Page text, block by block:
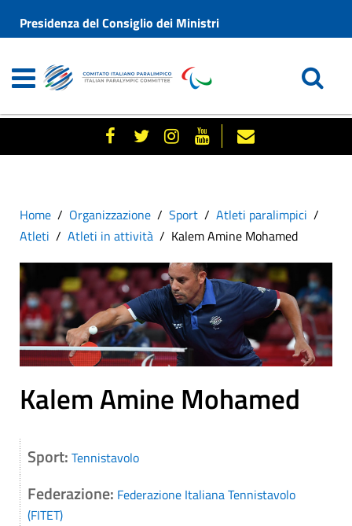
Presidenza del Consiglio dei Ministri
Home Organizzazione Sport
Atleti paralimpici
Atleti
Atleti in attività Kalem Amine Mohamed
Kalem Amine Mohamed
Sport: Tennistavolo
Federazione: Federazione Italiana Tennistavolo
(FITET)